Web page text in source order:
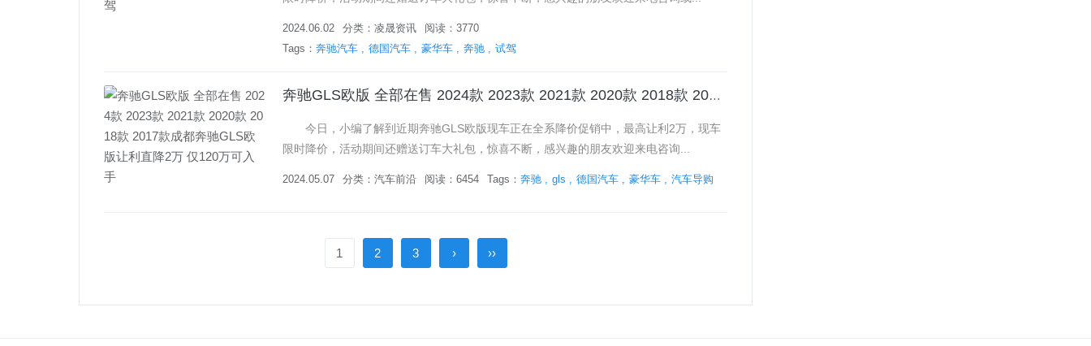
2024.06.02 分类： 凌晟资讯
阅读：3770
Tags： 奔驰汽车 德国汽车 豪华车 奔驰 试驾
奔驰GLS欧版 全部在售 2024款 2023款 2021款 2020款 2018款 2017款成都奔驰GLS欧版让利直降2万 仅120万可入手
今日，小编了解到近期奔驰GLS欧版现车正在全系降价促销中，最高让利2万，现车
限时降价，活动期间还赠送订车大礼包，惊喜不断，感兴趣的朋友欢迎来电咨询...
2024.05.07 分类： 汽车前沿 阅读：6454 Tags： 奔驰 gls 德国汽车 豪华车 汽车导购
1 2 3 › ››